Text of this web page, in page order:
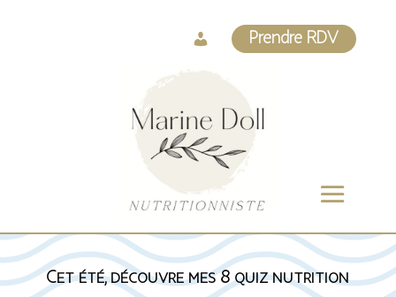
Log
In
Prendre RDV
Cet été, découvre mes 8 quiz nutrition